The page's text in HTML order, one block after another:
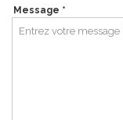
Message *